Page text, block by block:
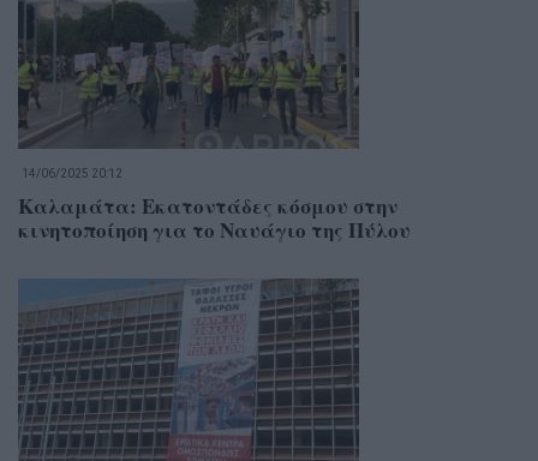
14/06/2025 20:12
Καλαμάτα: Εκατοντάδες κόσμου στην
κινητοποίηση για το Ναυάγιο της Πύλου